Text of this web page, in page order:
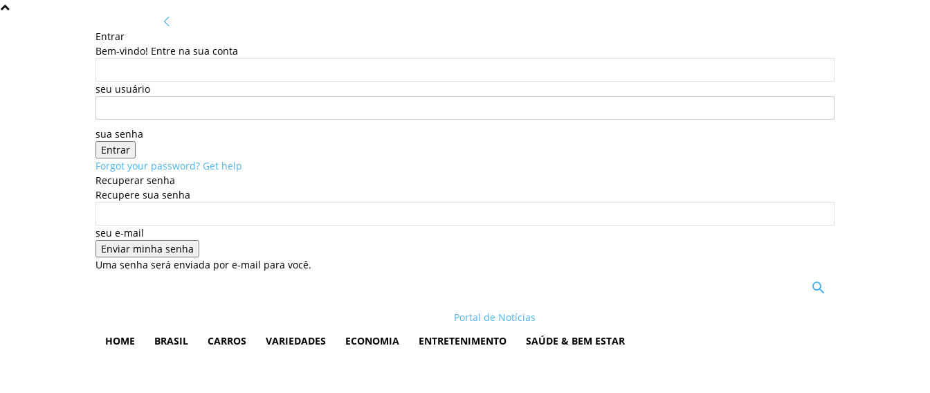
Entrar
Bem-vindo! Entre na sua conta
seu usuário
sua senha
Forgot your password? Get help
Recuperar senha
Recupere sua senha
seu e-mail
Uma senha será enviada por e-mail para você.
Portal de Notícias
HOME
BRASIL CARROS VARIEDADES ECONOMIA ENTRETENIMENTO SAÚDE & BEM ESTAR